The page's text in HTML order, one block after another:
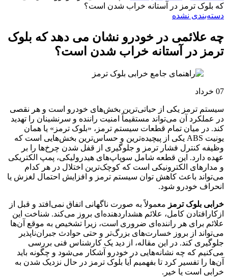
که بلوک ترمز در آستانه خراب شدن است؟
دسته‌بندی نشده
چه علائمی در خودرو نشان می دهد که بلوک
ترمز در آستانه خراب شدن است؟
07 خرداد
سیستم ترمز یکی از حیاتی‌ترین بخش‌های خودرو است و هر نقصی
در عملکرد آن می‌تواند مستقیماً امنیت راننده و سرنشینان را تهدید
کند. در میان تمام قطعات سیستم ترمز، «بلوک ترمز» یا همان
یونیت ABS یکی از پیچیده‌ترین و حساس‌ترین بخش‌هایی است که
وظیفه کنترل فشار ترمز و جلوگیری از قفل شدن چرخ‌ها را بر
عهده دارد. این قطعه شامل سوپاپ‌های هیدرولیکی، پمپ الکتریکی
و مدارهای الکترونیکی است که کوچک‌ترین اختلال در هر کدام
می‌تواند باعث کاهش توان سیستم ترمز و افزایش احتمال لغزش یا
انحراف خودرو شود.
خرابی بلوک ترمز معمولاً به صورت ناگهانی اتفاق نمی‌افتد و قبل از
ازکارافتادن کامل، علائم هشداردهنده‌ای بروز می‌کند. شناخت این
علائم برای هر راننده‌ای ضروری است، زیرا تشخیص به موقع آن‌ها
می‌تواند از بروز خسارت‌های بزرگ‌تر و حتی حوادث جبران‌ناپذیر
جلوگیری کند. در این مقاله، از دید یک کارشناس فنی بررسی
می‌کنیم که چه نشانه‌هایی در خودرو آشکار می‌شود و چگونه باید
آن‌ها را تفسیر کرد تا بفهمیم آیا بلوک ترمز در حال نزدیک شدن به
خرابی است یا خیر.